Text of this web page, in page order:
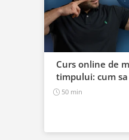
Curs online de
timpului: cum
cresti
50 min